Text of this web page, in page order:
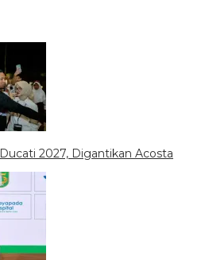
2027, Digantikan Acosta